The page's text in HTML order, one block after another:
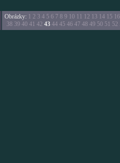
Obrázky: 1 2 3 4 5 6 7 8 9 10 11 12 13 14 15 16
38 39 40 41 42 43 44 45 46 47 48 49 50 51 52